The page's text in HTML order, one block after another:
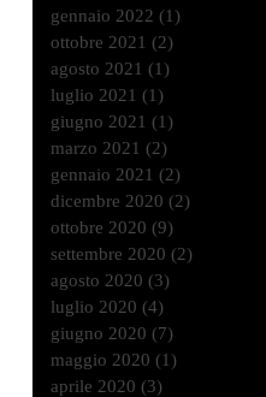
gennaio 2022 (1)
ottobre 2021 (2)
agosto 2021 (1)
luglio 2021 (1)
giugno 2021 (1)
marzo 2021 (2)
gennaio 2021 (2)
dicembre 2020 (2)
ottobre 2020 (9)
settembre 2020 (2)
agosto 2020 (3)
luglio 2020 (4)
giugno 2020 (7)
maggio 2020 (1)
aprile 2020 (3)